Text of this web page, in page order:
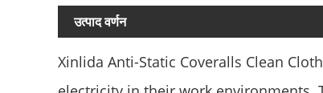
उत्पाद वर्णन
Xinlida Anti-Static Coveralls Clean